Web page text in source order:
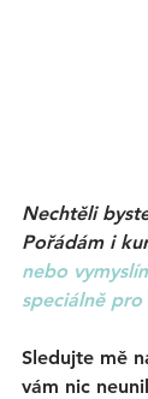
Nechtěli
Pořádám i
nebo
speciálně pro
Sledujte mě
vám nic